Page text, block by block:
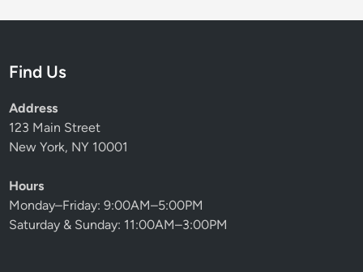
Find Us
Address
123 Main Street
New York, NY 10001
Hours
Monday–Friday: 9:00AM–5:00PM
Saturday & Sunday: 11:00AM–3:00PM